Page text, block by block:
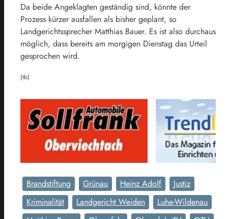
Da beide Angeklagten geständig sind, könnte der
Prozess kürzer ausfallen als bisher geplant, so
Landgerichtssprecher Matthias Bauer. Es ist also durchaus
möglich, dass bereits am morgigen Dienstag das Urteil
gesprochen wird.
(tb)
Brandstiftung Grünau Heinz Adolf
Justiz
Kriminalität
Landgericht Weiden
Luhe-Wildenau